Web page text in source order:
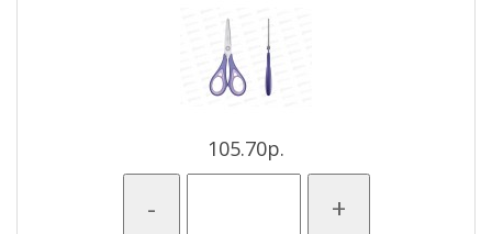
105.70р.
- +